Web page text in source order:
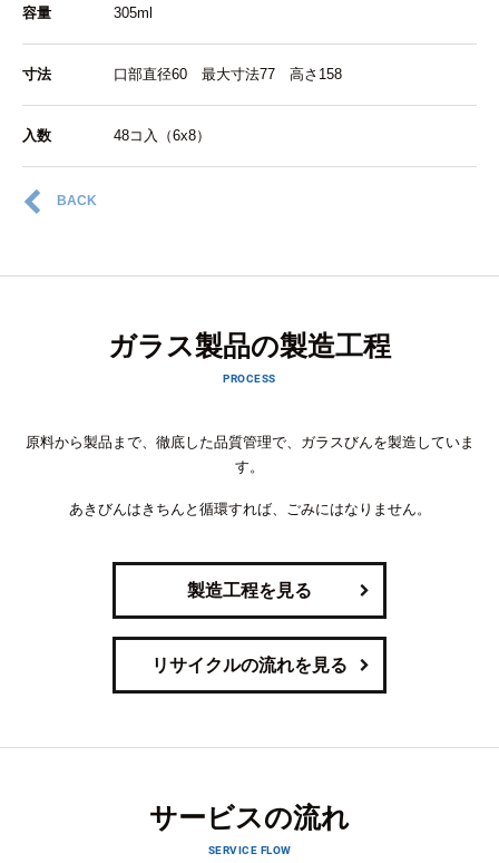
容量 305ml
寸法 口部直径60 最大寸法77 高さ158
入数 48コ入（6x8）
BACK
ガラス製品の製造工程
PROCESS
原料から製品まで、徹底した品質管理で、ガラスびんを製造していま
す。
あきびんはきちんと循環すれば、ごみにはなりません。
製造工程を見る
リサイクルの流れを見る
サービスの流れ
SERVICE FLOW